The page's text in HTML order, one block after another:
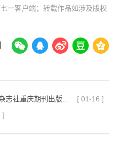
一客户端；转载作品如涉及版权
[ 01-16 ]
]